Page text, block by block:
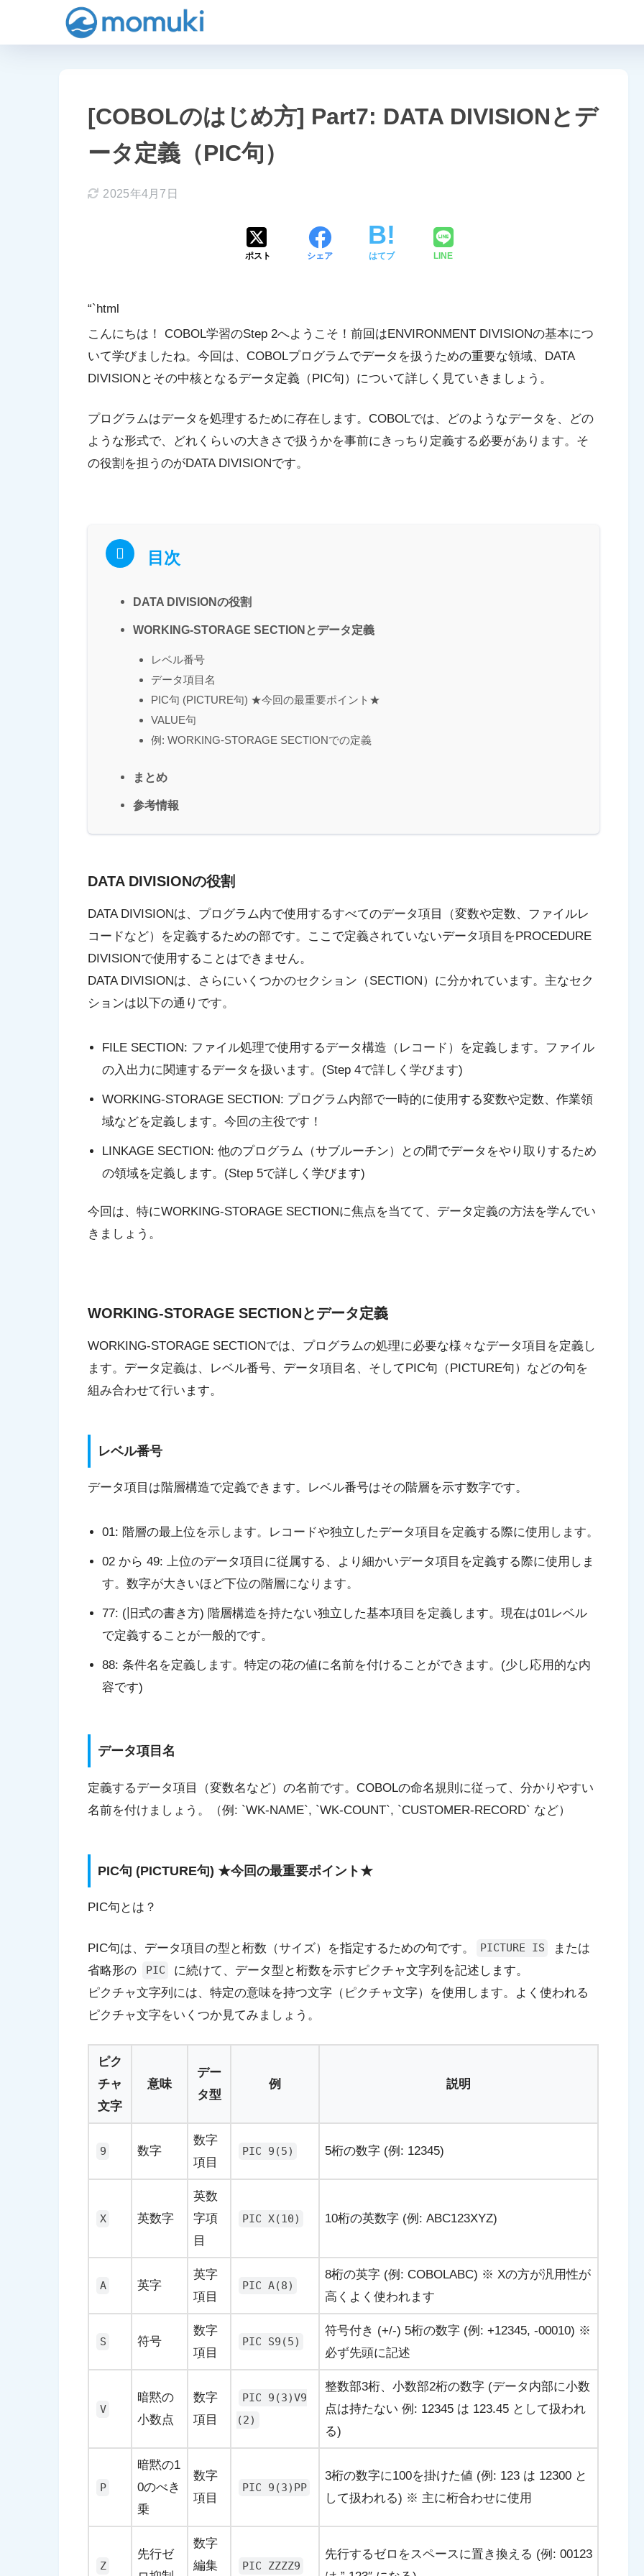
[COBOLのはじめ方] Part7: DATA DIVISIONとデ
ータ定義（PIC句）
2025年4月7日
ポスト シェア はてブ LINE
“`html
こんにちは！ COBOL学習のStep 2へようこそ！前回はENVIRONMENT DIVISIONの基本につ
いて学びましたね。今回は、COBOLプログラムでデータを扱うための重要な領域、 DATA
DIVISION とその中核となるデータ定義（PIC句） について詳しく見ていきましょう。
プログラムはデータを処理するために存在します。COBOLでは、どのようなデータを、どの
ような形式で、どれくらいの大きさで扱うかを事前にきっちり定義する必要があります。そ
の役割を担うのがDATA DIVISIONです。
目次
DATA DIVISIONの役割
WORKING-STORAGE SECTIONとデータ定義
レベル番号
データ項目名
PIC句 (PICTURE句) ★今回の最重要ポイント★
VALUE句
例: WORKING-STORAGE SECTIONでの定義
まとめ
参考情報
DATA DIVISIONの役割
DATA DIVISIONは、プログラム内で使用するすべてのデータ項目
（変数や定数、ファイルレ
コードなど）を定義するための部です。ここで定義されていないデータ項目を PROCEDURE
DIVISIONで使用することはできません。
DATA DIVISIONは、さらにいくつかのセクション（SECTION） に分かれています。主なセク
ションは以下の通りです。
FILE SECTION: ファイル処理で使用するデータ構造（レコード）を定義します。ファイル
の入出力に関連するデータを扱います。(Step 4で詳しく学びます)
WORKING-STORAGE SECTION: プログラム内部で一時的に使用する変数や定数、作業領
域などを定義します。今回の主役です！
LINKAGE SECTION: 他のプログラム（サブルーチン）との間でデータをやり取りするため
の領域を定義します。(Step 5で詳しく学びます)
今回は、特にWORKING-STORAGE SECTIONに焦点を当てて、データ定義の方法を学んでい
きましょう。
WORKING-STORAGE SECTIONとデータ定義
WORKING-STORAGE SECTIONでは、プログラムの処理に必要な様々なデータ項目を定義し
ます。データ定義は、
レベル番号、 データ項目名 、そしてPIC句（PICTURE句） などの句を
組み合わせて行います。
レベル番号
データ項目は階層構造で定義できます。レベル番号はその階層を示す数字です。
01: 階層の最上位を示します。レコードや独立したデータ項目を定義する際に使用します。
02 から 49: 上位のデータ項目に従属する、より細かいデータ項目を定義する際に使用しま
す。数字が大きいほど下位の階層になります。
77: (旧式の書き方) 階層構造を持たない独立した基本項目を定義します。現在は01レベル
で定義することが一般的です。
88: 条件名を定義します。特定の花の値に名前を付けることができます。(少し応用的な内
容です)
データ項目名
定義するデータ項目（変数名など）の名前です。COBOLの命名規則に従って、分かりやすい
名前を付けましょう。（例: `WK-NAME`, `WK-COUNT`, `CUSTOMER-RECORD` など）
PIC句 (PICTURE句) ★今回の最重要ポイント★
PIC句とは？
PIC句は、データ項目の型 と桁数（サイズ） を指定するための句です。 PICTURE IS
または
省略形の
PIC に続けて、データ型と桁数を示す ピクチャ文字列 を記述します。
ピクチャ文字列には、特定の意味を持つ文字（ ピクチャ文字）を使用します。よく使われる
ピクチャ文字をいくつか見てみましょう。
ピク
チャ
文字
意味
デー
タ型
例 説明
9 数字
数字
項目
PIC 9(5) 5桁の数字 (例: 12345)
X 英数字
英数
字項
目
PIC X(10) 10桁の英数字 (例: ABC123XYZ)
A 英字
英字
項目
PIC A(8)
8桁の英字 (例: COBOLABC) ※ Xの方が汎用性が
高くよく使われます
S 符号
数字
項目
PIC S9(5)
符号付き (+/-) 5桁の数字 (例: +12345, -00010) ※
必ず先頭に記述
V
暗黙の
小数点
数字
項目
PIC 9(3)V9
(2)
整数部3桁、小数部2桁の数字 (データ内部に小数
点は持たない 例: 12345 は 123.45 として扱われ
る)
P
暗黙の1
0のべき
乗
数字
項目
PIC 9(3)PP
3桁の数字に100を掛けた値 (例: 123 は 12300 と
して扱われる) ※ 主に桁合わせに使用
Z
先行ゼ
数字
編集
PIC ZZZZ9
先行するゼロをスペースに置き換える (例: 00123